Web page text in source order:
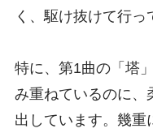
く、駆け抜けて行っ
特に、第1曲の「塔
み重ねているのに、
出しています。幾重